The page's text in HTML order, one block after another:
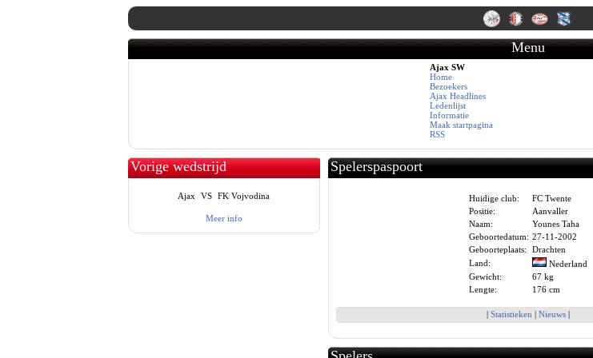
Menu
Ajax SW
Home
Bezoekers
Ajax Headlines
Ledenlijst
Informatie
Maak startpagina
RSS
Vorige wedstrijd
Ajax VS FK Vojvodina
Meer info
Spelerspaspoort
Huidige club:
FC Twente
Positie:
Aanvaller
Naam:
Younes Taha
Geboortedatum: 27-11-2002
Geboorteplaats:
Drachten
Land:
Nederland
Gewicht:
67 kg
Lengte:
176 cm
| Statistieken | Nieuws|